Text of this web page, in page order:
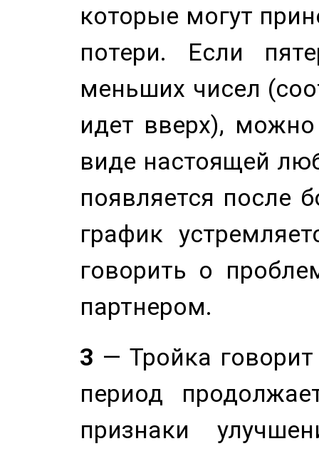
которые могут
потери. Если
меньших чисел
идет вверх),
виде настоящей
появляется после
график
говорить о
партнером.
3 — Тройка
период
признаки